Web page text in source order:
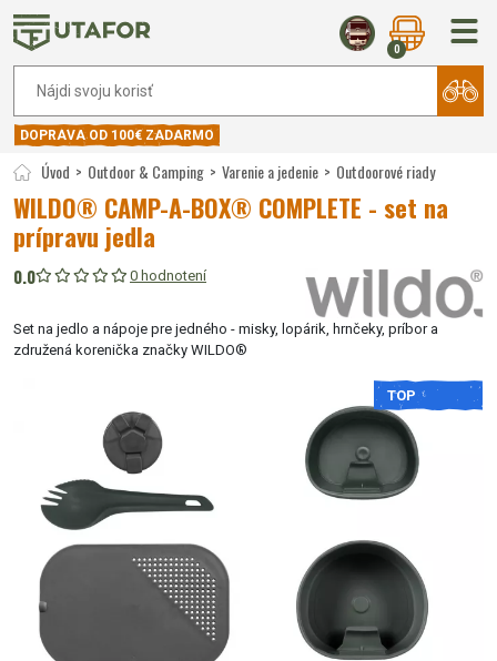
0
DOPRAVA OD 100€ ZADARMO
Úvod Outdoor & Camping Varenie a jedenie Outdoorové riady
WILDO® CAMP-A-BOX® COMPLETE - set na
prípravu jedla
0.0 0 hodnotení
Set na jedlo a nápoje pre jedného - misky, lopárik, hrnčeky, príbor a
združená korenička značky WILDO®
TOP